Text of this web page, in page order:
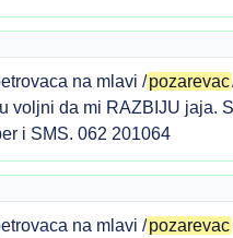
na mlavi /pozarevac
voljni da mi RAZBIJU jaja.
i SMS. 062 201064
na mlavi /pozarevac